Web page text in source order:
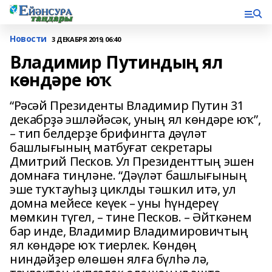
Новости 3 ДЕКАБРЯ 2019, 06:40
Владимир Путиндың ял
көндәре юҡ
“Рәсәй Президенты Владимир Путин 31
декабрҙә эшләйәсәк, уның ял көндәре юҡ”,
– тип белдерҙе брифингта дәүләт
башлығының матбуғат секретары
Дмитрий Песков. Ул Президенттың эшен
домнаға тиңләне. “Дәүләт башлығының
эше туҡтауһыҙ циклды тәшкил итә, ул
домна мейесе кеүек – уны һүндереү
мөмкин түгел, – тине Песков. – Әйткәнем
бар инде, Владимир Владимировичтың
ял көндәре юҡ тиерлек. Көндөң
ниндәйҙер өлөшөн ялға бүлһә лә,